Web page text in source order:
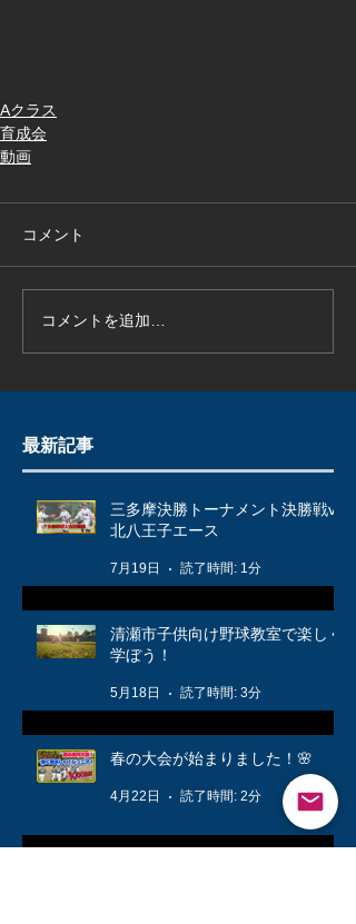
Aクラス
育成会
動画
コメント
コメントを追加…
最新記事
三多摩決勝トーナメント決勝戦vs
北八王子エース
7月19日 読了時間: 1分
清瀬市子供向け野球教室で楽しく
学ぼう！
5月18日 読了時間: 3分
春の大会が始まりました！🌸
4月22日 読了時間: 2分